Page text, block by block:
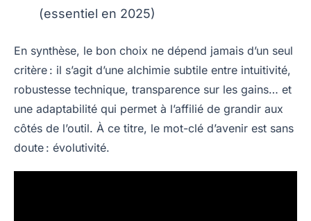
(essentiel en 2025)
En synthèse, le bon choix ne dépend jamais d’un seul
critère : il s’agit d’une alchimie subtile entre intuitivité,
robustesse technique, transparence sur les gains… et
une adaptabilité qui permet à l’affilié de grandir aux
côtés de l’outil. À ce titre, le mot-clé d’avenir est sans
doute : évolutivité.